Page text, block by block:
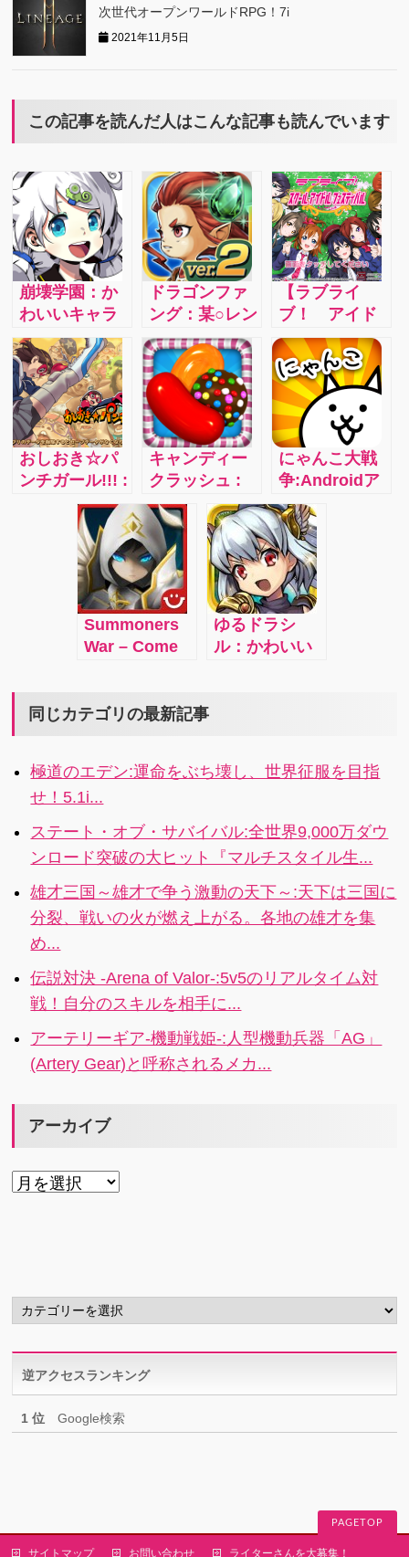
次世代オープンワールドRPG！7i
2021年11月5日
この記事を読んだ人はこんな記事も読んでいます
崩壊学園：か
わいいキャラ
クターを操作
してかわいい
ゾンビを倒し
ていこう！
ドラゴンファ
ング：某○レン
などの面白さ
詰め込んだ本
格ダンジョン
ゲーム
【ラブライ
ブ！ アイド
ルスクールフ
ェスティバ
ル】 部員の特
技でスコアア
ップを狙え！
おしおき☆パ
ンチガール!!! :
「カイチン」
の一撃でヘン
タイ紳士たち
に技を叩き込
キャンディー
クラッシュ :
世界中で人気
のパズルゲー
ムを攻略しよ
う
にゃんこ大戦
争:Androidア
プリゲームの
にゃんこ大戦
争に嵌ってい
ます
Summoners
War – Come
battle over
Mana
Crystals!
ゆるドラシ
ル：かわいい
同じカテゴリの最新記事
極道のエデン:運命をぶち壊し、世界征服を目指
せ！5.1i...
ステート・オブ・サバイバル:全世界9,000万ダウ
ンロード突破の大ヒット『マルチスタイル生...
雄才三国～雄才で争う激動の天下～:天下は三国に
分裂、戦いの火が燃え上がる。各地の雄才を集
め...
伝説対決 -Arena of Valor-:5v5のリアルタイム対
戦！自分のスキルを相手に...
アーテリーギア-機動戦姫-:人型機動兵器「AG」
(Artery Gear)と呼称されるメカ...
アーカイブ
ア
カ
テ
リ
ー逆アクセスランキング
1 位 Google検索
PAGETOP
サイトマップ お問い合わせ ライターさんを大募集！